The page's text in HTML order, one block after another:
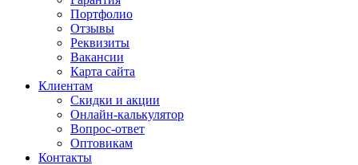
Портфолио
Отзывы
Реквизиты
Вакансии
Карта сайта
Клиентам
Скидки и акции
Онлайн-калькулятор
Вопрос-ответ
Оптовикам
Контакты